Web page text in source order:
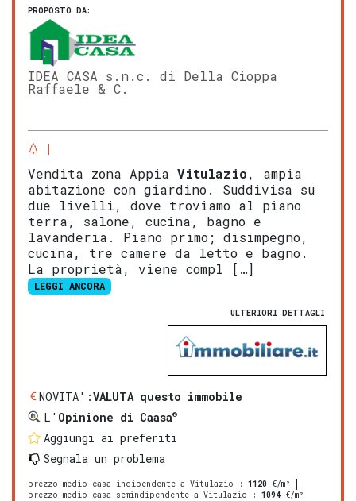
PROPOSTO DA:
IDEA CASA s.n.c. di Della Cioppa
Raffaele & C.
Vendita zona Appia Vitulazio, ampia
abitazione con giardino. Suddivisa su
due livelli, dove troviamo al piano
terra, salone, cucina, bagno e
lavanderia. Piano primo; disimpegno,
cucina, tre camere da letto e bagno.
La proprietà, viene compl […]
LEGGI ANCORA
ULTERIORI DETTAGLI
NOVITA':VALUTA questo immobile
L' Opinione di Caasa®
Aggiungi ai preferiti
Segnala un problema
prezzo medio casa indipendente a Vitulazio : 1120 €/m²
prezzo medio casa semindipendente a Vitulazio : 1094 €/m²